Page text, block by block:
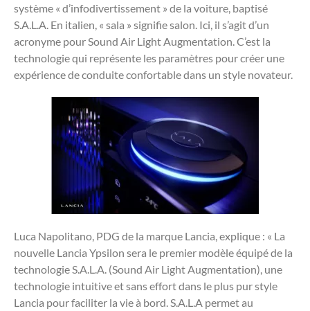
système « d’infodivertissement » de la voiture, baptisé
S.A.L.A. En italien, « sala » signifie salon. Ici, il s’agit d’un
acronyme pour Sound Air Light Augmentation. C’est la
technologie qui représente les paramètres pour créer une
expérience de conduite confortable dans un style novateur.
Luca Napolitano, PDG de la marque Lancia, explique : « La
nouvelle Lancia Ypsilon sera le premier modèle équipé de la
technologie S.A.L.A. (Sound Air Light Augmentation), une
technologie intuitive et sans effort dans le plus pur style
Lancia pour faciliter la vie à bord. S.A.L.A permet au